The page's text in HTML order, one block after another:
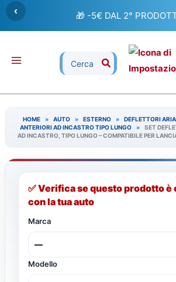
Vai
contenuto
‹ 🎁 -5€ DAL 2°
Ricerca
per:
HOME » AUTO » ESTERNO » DEFLETTORI
ANTERIORI AD INCASTRO TIPO LUNGO
»
SET
AD INCASTRO, TIPO LUNGO – COMPATIBILE PER
✅ Verifica se questo prodotto
con la tua auto
Marca
Modello